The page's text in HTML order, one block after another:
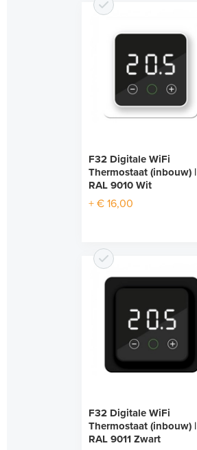
F32 Digitale WiFi
Thermostaat (inbouw) |
RAL 9010 Wit
+ € 16,00
F32 Digitale WiFi
Thermostaat (inbouw) |
RAL 9011 Zwart